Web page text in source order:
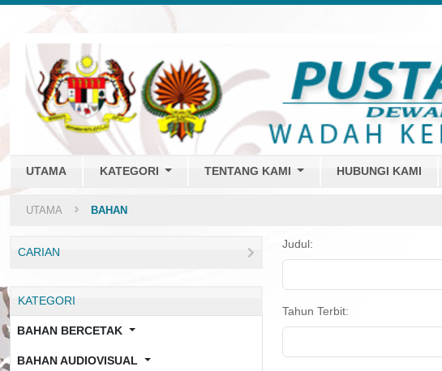
UTAMA KATEGORI TENTANG KAMI HUBUNGI KAMI
UTAMA BAHAN
CARIAN
KATEGORI
BAHAN BERCETAK
BAHAN AUDIOVISUAL
Judul:
Tahun Terbit: